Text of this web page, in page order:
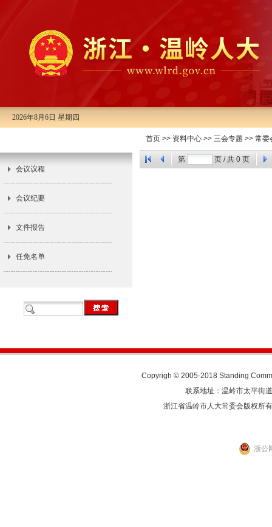
2026年8月6日 星期四
会议议程
会议纪要
文件报告
任免名单
首页 >> 资料中心 >> 三会专题 >> 常委
第 页 / 共 0 页
Copyrigh © 2005-2018 Standing
联系地址：温岭市太平
浙江省温岭市人大常委会版权所
浙公